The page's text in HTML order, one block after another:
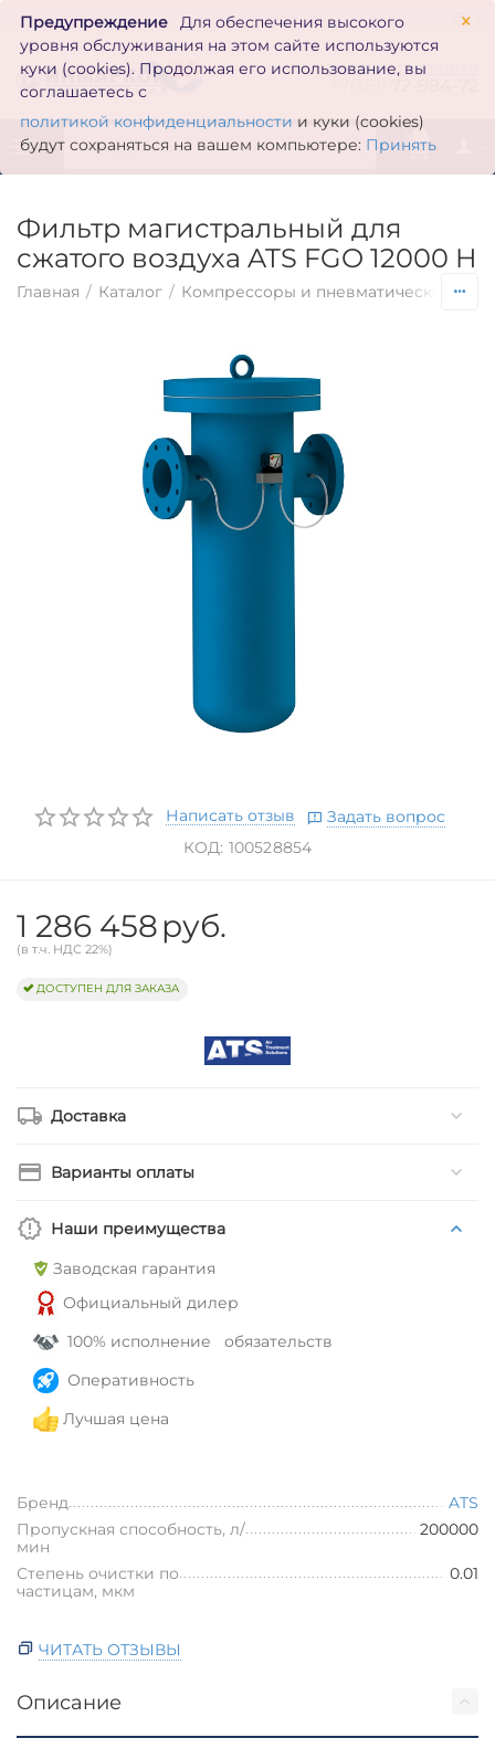
×
Предупреждение
Для обеспечения высокого
уровня обслуживания на этом сайте используются
куки (cookies). Продолжая его использование, вы
соглашаетесь с
политикой конфиденциальности и куки (cookies)
будут сохраняться на вашем компьютере: Принять
zakaz@inmarkon.ru
0
Фильтр магистральный для
сжатого воздуха ATS FGO 12000 H
Главная / Каталог / Компрессоры и пневматическое
Написать отзыв
Задать вопрос
КОД: 100528854
1 286 458руб.
(в т.ч. НДС 22%)
ДОСТУПЕН ДЛЯ ЗАКАЗА
Доставка
Варианты оплаты
Наши преимущества
Заводская гарантия
Официальный дилер
100% исполнение обязательств
Оперативность
Лучшая цена
Бренд
ATS
Пропускная способность, л/
мин
200000
Степень очистки по
частицам, мкм
0.01
ЧИТАТЬ ОТЗЫВЫ
Описание